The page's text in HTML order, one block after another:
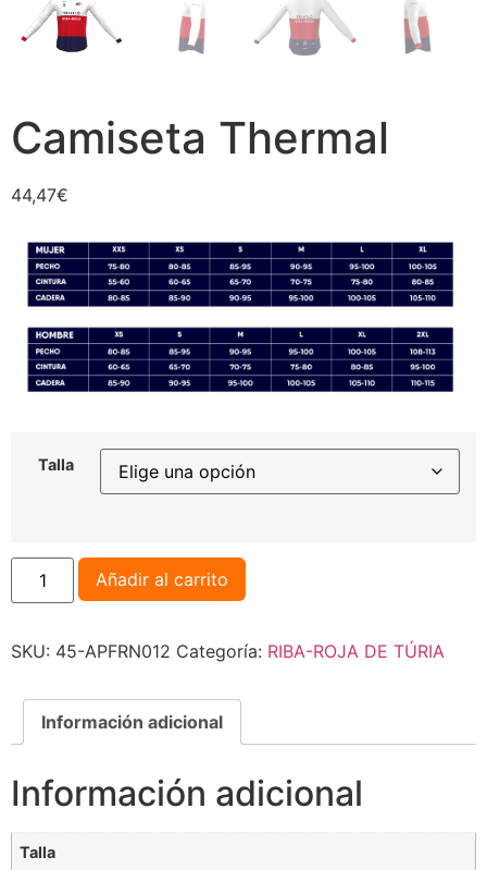
Camiseta Thermal
44,47€
Talla
Añadir al carrito
SKU: 45-APFRN012 Categoría: RIBA-ROJA DE TÚRIA
Información adicional
Información adicional
Talla